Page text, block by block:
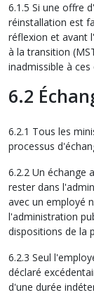
6.1.5 Si une offre
réinstallation est
réflexion et avant
à la transition
inadmissible à ces
6.2
6.2.1 Tous les
processus
6.2.2 Un échange
rester dans
avec un employé
l'administration
dispositions de la
6.2.3 Seul
déclaré
d'une durée